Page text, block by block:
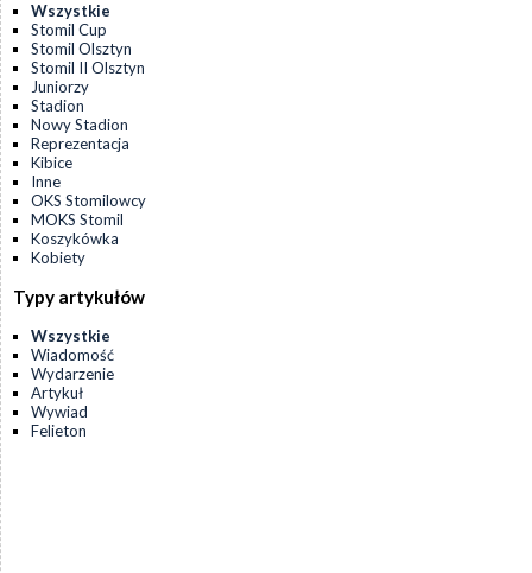
Wszystkie
Stomil Cup
Stomil Olsztyn
Stomil II Olsztyn
Juniorzy
Stadion
Nowy Stadion
Reprezentacja
Kibice
Inne
OKS Stomilowcy
MOKS Stomil
Koszykówka
Kobiety
Typy artykułów
Wszystkie
Wiadomość
Wydarzenie
Artykuł
Wywiad
Felieton